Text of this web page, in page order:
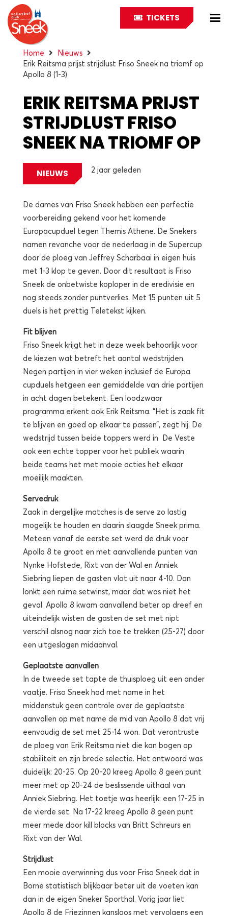
TICKETS
Home
Nieuws
Erik Reitsma prijst strijdlust Friso Sneek na triomf op
Apollo 8 (1-3)
ERIK REITSMA PRIJST
STRIJDLUST FRISO
SNEEK NA TRIOMF OP
APOLLO 8 (1-3)
NIEUWS 2 jaar geleden
De dames van Friso Sneek hebben een perfectie
voorbereiding gekend voor het komende
Europacupduel tegen Themis Athene. De Snekers
namen revanche voor de nederlaag in de Supercup
door de ploeg van Jeffrey Scharbaai in eigen huis
met 1-3 klop te geven. Door dit resultaat is Friso
Sneek de onbetwiste koploper in de eredivisie en
nog steeds zonder puntverlies. Met 15 punten uit 5
duels is het prettig Teletekst kijken.
Fit blijven
Friso Sneek krijgt het in deze week behoorlijk voor
de kiezen wat betreft het aantal wedstrijden.
Negen partijen in vier weken inclusief de Europa
cupduels hetgeen een gemiddelde van drie partijen
in acht dagen betekent. Een loodzwaar
programma erkent ook Erik Reitsma. “Het is zaak fit
te blijven en goed op elkaar te passen”, zegt hij. De
wedstrijd tussen beide toppers werd in De Veste
ook een echte topper voor het publiek waarin
beide teams het met mooie acties het elkaar
moeilijk maakten.
Servedruk
Zaak in dergelijke matches is de serve zo lastig
mogelijk te houden en daarin slaagde Sneek prima.
Meteen vanaf de eerste set werd de druk voor
Apollo 8 te groot en met aanvallende punten van
Nynke Hofstede, Rixt van der Wal en Anniek
Siebring liepen de gasten vlot uit naar 4-10. Dan
lonkt een ruime setwinst, maar dat was niet het
geval. Apollo 8 kwam aanvallend beter op dreef en
uiteindelijk wisten de gasten de set met nipt
verschil alsnog naar zich toe te trekken (25-27) door
een uitgeslagen midaanval.
Geplaatste aanvallen
In de tweede set tapte de thuisploeg uit een ander
vaatje. Friso Sneek had met name in het
middenstuk geen controle over de geplaatste
aanvallen op met name de mid van Apollo 8 dat vrij
eenvoudig de set met 25-14 won. Dat verontruste
de ploeg van Erik Reitsma niet die kan bogen op
stabiliteit en zijn brede selectie. Het antwoord was
duidelijk: 20-25. Op 20-20 kreeg Apollo 8 geen punt
meer met op 20-24 de beslissende uithaal van
Anniek Siebring. Het toetje was heerlijk: een 17-25 in
de vierde set. Na 17-22 kreeg Apollo 8 geen punt
meer mede door kill blocks van Britt Schreurs en
Rixt van der Wal.
Strijdlust
Een mooie overwinning dus voor Friso Sneek dat in
Borne statistisch blijkbaar beter uit de voeten kan
dan in de eigen Sneker Sporthal. Vorig jaar liet
Apollo 8 de Friezinnen kansloos met vervolgens een